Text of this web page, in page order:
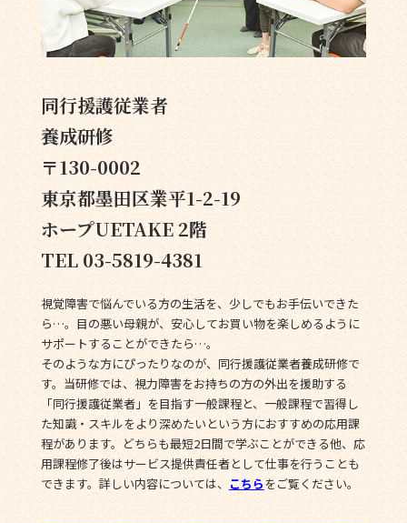
同行援護従業者
養成研修
〒130-0002
東京都墨田区業平1-2-19
ホープUETAKE 2階
TEL 03-5819-4381
視覚障害で悩んでいる方の生活を、少しでもお手伝いできた
ら…。目の悪い母親が、安心してお買い物を楽しめるように
サポートすることができたら…。
そのような方にぴったりなのが、同行援護従業者養成研修で
す。当研修では、視力障害をお持ちの方の外出を援助する
「同行援護従業者」を目指す一般課程と、一般課程で習得し
た知識・スキルをより深めたいという方におすすめの応用課
程があります。どちらも最短2日間で学ぶことができる他、応
用課程修了後はサービス提供責任者として仕事を行うことも
できます。詳しい内容については、こちらをご覧ください。